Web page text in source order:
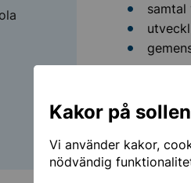
Kakor på
Vi använder kakor,
nödvändig
samtal